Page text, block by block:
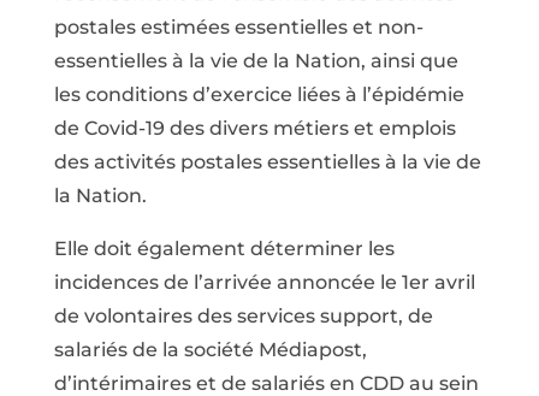
postales estimées essentielles et non-
essentielles à la vie de la Nation, ainsi que
les conditions d’exercice liées à l’épidémie
de Covid-19 des divers métiers et emplois
des activités postales essentielles à la vie de
la Nation.
Elle doit également déterminer les
incidences de l’arrivée annoncée le 1er avril
de volontaires des services support, de
salariés de la société Médiapost,
d’intérimaires et de salariés en CDD au sein